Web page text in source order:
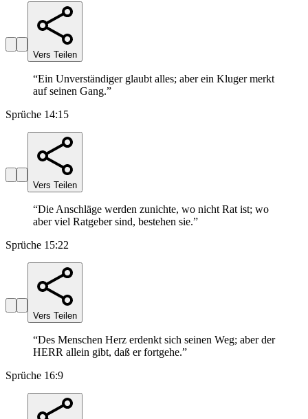
Vers Teilen
“Ein Unverständiger glaubt alles; aber ein Kluger merkt
auf seinen Gang.”
Sprüche 14:15
Vers Teilen
“Die Anschläge werden zunichte, wo nicht Rat ist; wo
aber viel Ratgeber sind, bestehen sie.”
Sprüche 15:22
Vers Teilen
“Des Menschen Herz erdenkt sich seinen Weg; aber der
HERR allein gibt, daß er fortgehe.”
Sprüche 16:9